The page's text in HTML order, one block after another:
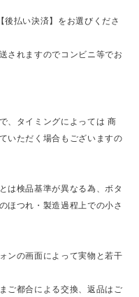
払い決済】をお選びくださ
されますのでコンビニ等でお
、タイミングによっては 商
いただく場合もございますの
は検品基準が異なる為、ボタ
ほつれ・製造過程上での小さ
ンの画面によって実物と若干
ご都合による交換、返品はご